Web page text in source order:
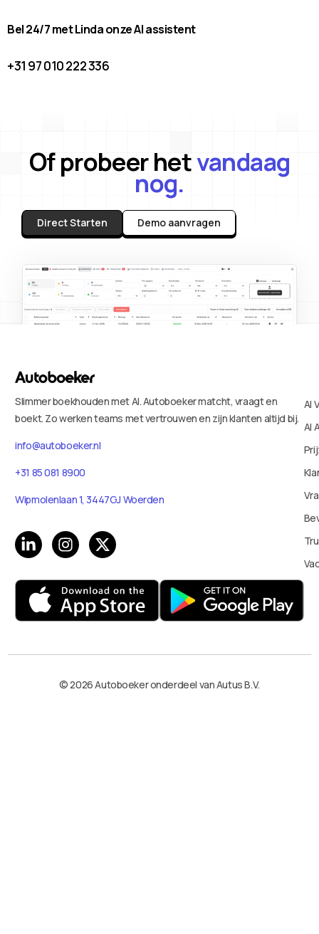
Bel 24/7 met Linda onze AI assistent
+31 97 010 222 336
Of probeer hetvandaag
nog.
Direct Starten Demo aanvragen
Slimmer boekhouden met AI. Autoboeker matcht, vraagt en
boekt. Zo werken teams met vertrouwen en zijn klanten altijd bij.
info@autoboeker.nl
+31 85 081 8900
Wipmolenlaan 1, 3447GJ Woerden
AI
AI
© 2026 Autoboeker onderdeel van Autus B.V.